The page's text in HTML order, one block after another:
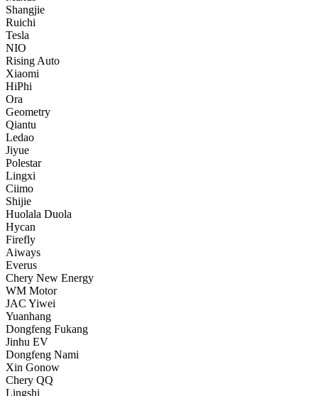
Shangjie
Ruichi
Tesla
NIO
Rising Auto
Xiaomi
HiPhi
Ora
Geometry
Qiantu
Ledao
Jiyue
Polestar
Lingxi
Ciimo
Shijie
Huolala Duola
Hycan
Firefly
Aiways
Everus
Chery New Energy
WM Motor
JAC Yiwei
Yuanhang
Dongfeng Fukang
Jinhu EV
Dongfeng Nami
Xin Gonow
Chery QQ
Lingshi